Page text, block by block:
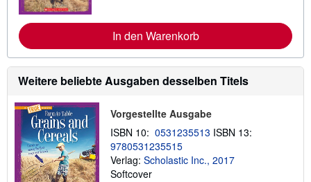
I
n
f
r
t
o
n
n
In den Warenkorb
Weitere beliebte Ausgaben desselben Titels
Vorgestellte Ausgabe
ISBN 10: 0531235513 ISBN 13:
9780531235515
Verlag: Scholastic Inc., 2017
Softcover